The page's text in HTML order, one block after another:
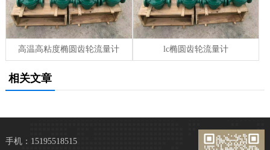
高温高粘度椭圆齿轮流量计 lc椭圆齿轮流量计
相关文章
手机：15195518515